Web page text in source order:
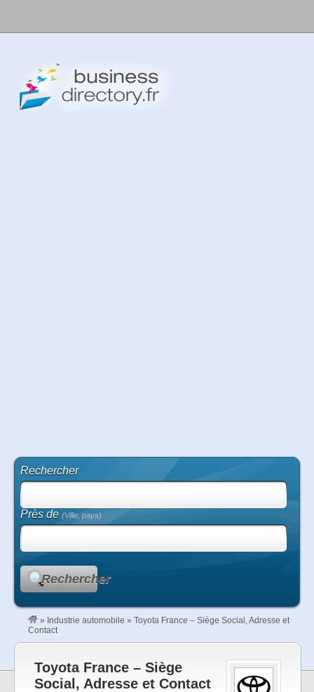
Rechercher
Près de(Ville, pays)
Rechercher
» Industrie automobile » Toyota France – Siège Social, Adresse et
Contact
Toyota France – Siège
Social, Adresse et Contact